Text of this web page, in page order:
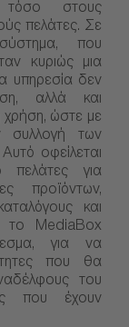
τόσο στους
πελάτες. Σε
που
κυριώς μια
υπηρεσία δεν
αλλά και
χρήση, ώστε με
συλλογή των
οφείλεται
για
προϊόντων,
και
το MediaBox
για να
που θα
του
που έχουν